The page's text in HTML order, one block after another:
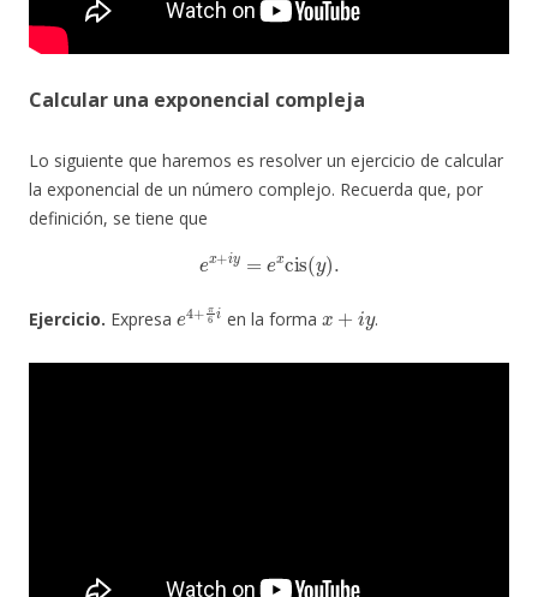
Calcular una exponencial compleja
Lo siguiente que haremos es resolver un ejercicio de calcular
la exponencial de un número complejo. Recuerda que, por
definición, se tiene que
ex+i x cis ( )
Ejercicio. Expresa
4 +π
en la forma .